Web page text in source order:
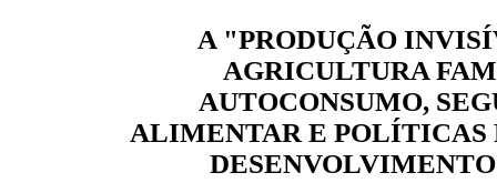
A "PRODUÇÃO
AGRICULTURA
AUTOCONSUMO,
ALIMENTAR E POLÍTICAS